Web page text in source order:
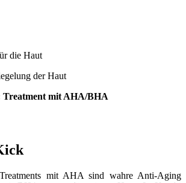
die Haut
der Haut
mit AHA/BHA
mit AHA sind wahre Anti-Aging